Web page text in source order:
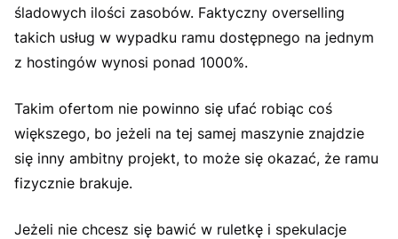
śladowych ilości zasobów. Faktyczny overselling
takich usług w wypadku ramu dostępnego na jednym
z hostingów wynosi ponad 1000%.
Takim ofertom nie powinno się ufać robiąc coś
większego, bo jeżeli na tej samej maszynie znajdzie
się inny ambitny projekt, to może się okazać, że ramu
fizycznie brakuje.
Jeżeli nie chcesz się bawić w ruletkę i spekulacje